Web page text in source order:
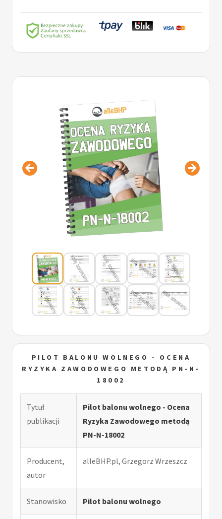
PILOT BALONU WOLNEGO - OCENA
RYZYKA ZAWODOWEGO METODĄ PN-N-
18002
Tytuł
publikacji
Pilot balonu wolnego - Ocena
Ryzyka Zawodowego metodą
PN-N-18002
Producent,
autor
alleBHP.pl, Grzegorz Wrzeszcz
Stanowisko Pilot balonu wolnego